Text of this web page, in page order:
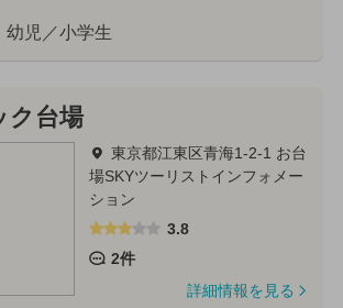
幼児／小学生
ク台場
東京都江東区青海1-2-1 お台
場SKYツーリストインフォメー
ション
3.8
2件
詳細情報を見る